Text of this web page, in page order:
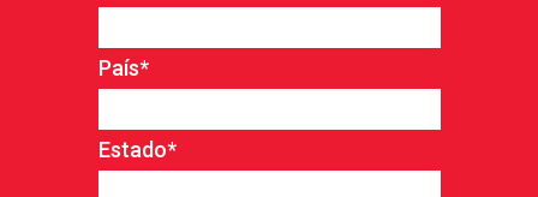
País*
Estado*